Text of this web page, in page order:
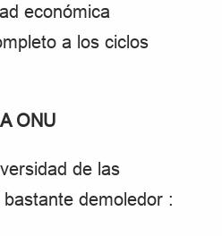
económica
a los ciclos
ONU
de las
demoledor :